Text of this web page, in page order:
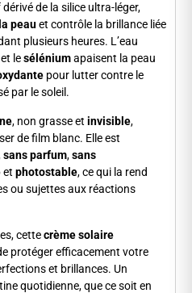
de la silice ultra-léger,
peauet contrôle la brillance liée
plusieurs heures. L’eau
leséléniumapaisent la peau
pour lutter contre le
par le soleil.
, non grasse et invisible,
de film blanc. Elle est
sans parfum,sans
et photostable, ce qui la rend
ou sujettes aux réactions
cettecrème solaire
protéger efficacement votre
et brillances. Un
quotidienne, que ce soit en